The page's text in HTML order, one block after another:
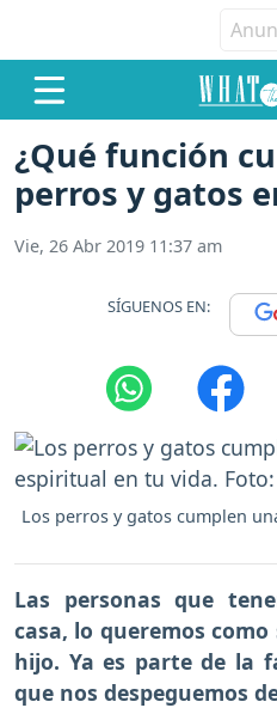
¿Qué función
perros y gatos
Vie, 26 Abr 2019 11:37 am
SÍGUENOS EN:
Los perros y gatos cumplen
Las personas que
casa, lo queremos
hijo. Ya es parte de la
que nos despeguemos